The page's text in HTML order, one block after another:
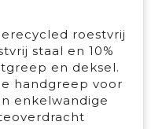
roestvrij
staal en 10%
en deksel.
handgreep voor
enkelwandige